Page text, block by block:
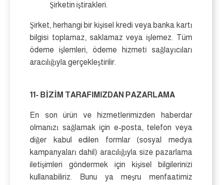
Şirketin iştirakleri.
Şirket, herhangi bir kişisel kredi veya banka kartı
bilgisi toplamaz, saklamaz veya işlemez. Tüm
ödeme işlemleri, ödeme hizmeti sağlayıcıları
aracılığıyla gerçekleştirilir.
11- BİZİM TARAFIMIZDAN PAZARLAMA
En son ürün ve hizmetlerimizden haberdar
olmanızı sağlamak için e-posta, telefon veya
diğer kabul edilen formlar (sosyal medya
kampanyaları dahil) aracılığıyla size pazarlama
iletişimleri göndermek için kişisel bilgilerinizi
kullanabiliriz. Bunu ya meşru menfaatimiz